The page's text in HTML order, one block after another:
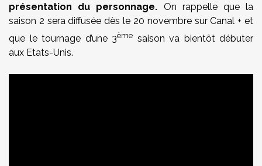
présentation du personnage. On rappelle que la
saison 2 sera diffusée dès le 20 novembre sur Canal + et
que le tournage d’une 3ème saison va bientôt débuter
aux Etats-Unis.